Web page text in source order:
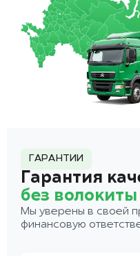
ГАРАНТИИ
Гарантия
без волокиты
Мы уверены в своей
финансовую